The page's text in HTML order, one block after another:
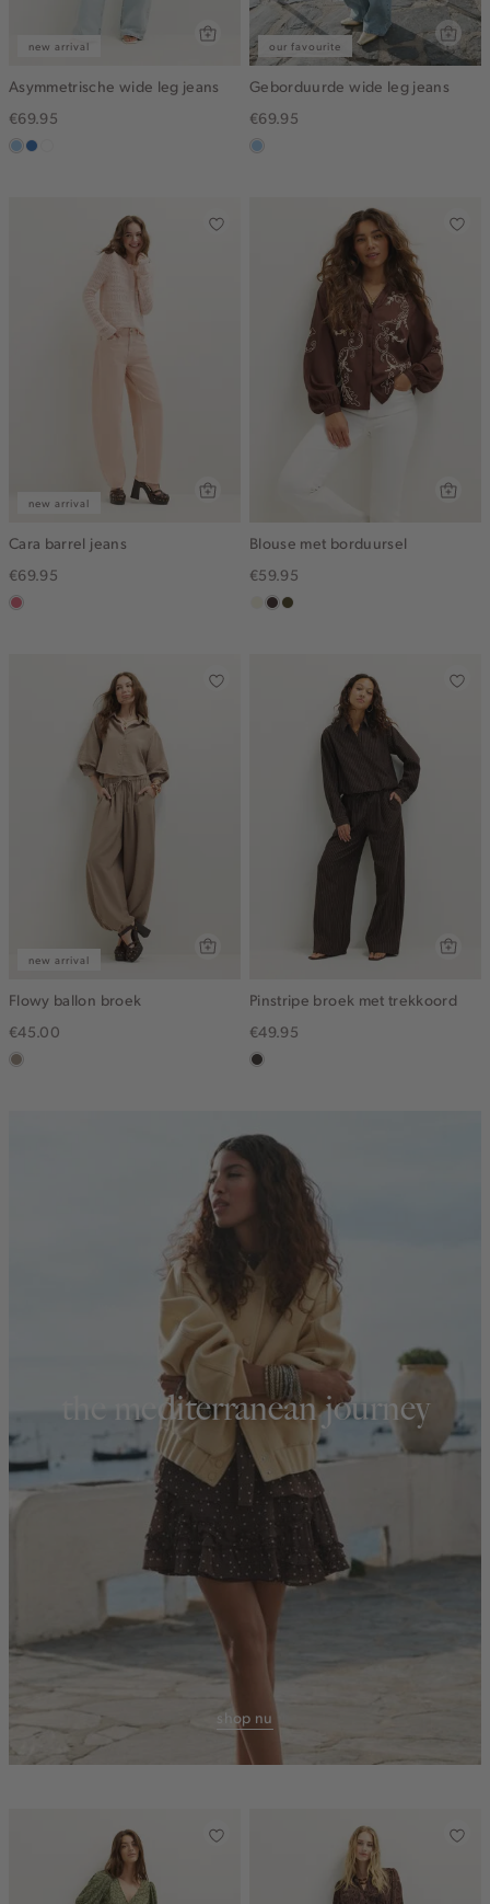
new arrival
Asymmetrische wide leg jeans
€69.95
blauw,blauw,
our favourite
Geborduurde wide leg jeans
€69.95
blauw,
new arrival
Cara barrel jeans
€69.95
rose,
Blouse met borduursel
€59.95
ecru
choco,
groen,
new arrival
Flowy ballon broek
€45.00
taupe,
Pinstripe broek met trekkoord
€49.95
choco
the mediterranean journey
shop nu